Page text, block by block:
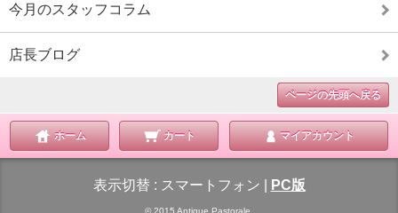
今月のスタッフコラム
店長ブログ
ページの先頭へ戻る
ホーム カート マイアカウント
表示切替 : スマートフォン PC版
© 2015 Antique Pastorale.